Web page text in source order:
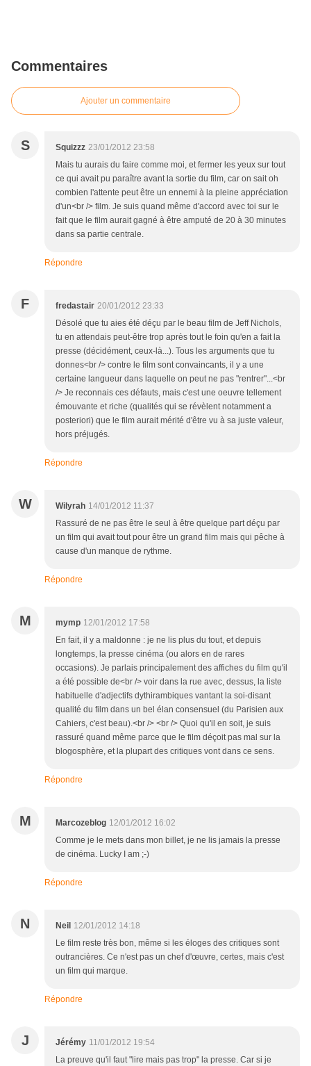
Commentaires
Ajouter un commentaire
S Squizzz 23/01/2012 23:58
Mais tu aurais du faire comme moi, et fermer les yeux sur tout
ce qui avait pu paraître avant la sortie du film, car on sait oh
combien l'attente peut être un ennemi à la pleine appréciation
d'un<br /> film. Je suis quand même d'accord avec toi sur le
fait que le film aurait gagné à être amputé de 20 à 30 minutes
dans sa partie centrale.
Répondre
F fredastair 20/01/2012 23:33
Désolé que tu aies été déçu par le beau film de Jeff Nichols,
tu en attendais peut-être trop après tout le foin qu'en a fait la
presse (décidément, ceux-là...). Tous les arguments que tu
donnes<br /> contre le film sont convaincants, il y a une
certaine langueur dans laquelle on peut ne pas "rentrer"...<br
/> Je reconnais ces défauts, mais c'est une oeuvre tellement
émouvante et riche (qualités qui se révèlent notamment a
posteriori) que le film aurait mérité d'être vu à sa juste valeur,
hors préjugés.
Répondre
W Wilyrah 14/01/2012 11:37
Rassuré de ne pas être le seul à être quelque part déçu par
un film qui avait tout pour être un grand film mais qui pêche à
cause d'un manque de rythme.
Répondre
M mymp 12/01/2012 17:58
En fait, il y a maldonne : je ne lis plus du tout, et depuis
longtemps, la presse cinéma (ou alors en de rares
occasions). Je parlais principalement des affiches du film qu'il
a été possible de<br /> voir dans la rue avec, dessus, la liste
habituelle d'adjectifs dythirambiques vantant la soi-disant
qualité du film dans un bel élan consensuel (du Parisien aux
Cahiers, c'est beau).<br /> <br /> Quoi qu'il en soit, je suis
rassuré quand même parce que le film déçoit pas mal sur la
blogosphère, et la plupart des critiques vont dans ce sens.
Répondre
M Marcozeblog 12/01/2012 16:02
Comme je le mets dans mon billet, je ne lis jamais la presse
de cinéma. Lucky I am ;-)
Répondre
N Neil 12/01/2012 14:18
Le film reste très bon, même si les éloges des critiques sont
outrancières. Ce n'est pas un chef d'œuvre, certes, mais c'est
un film qui marque.
Répondre
J Jérémy 11/01/2012 19:54
La preuve qu'il faut "lire mais pas trop" la presse. Car si je